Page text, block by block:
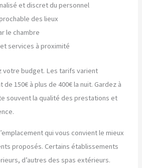
et discret du personnel
des lieux
le chambre
services à proximité
votre budget. Les tarifs varient
150€ à plus de 400€ la nuit. Gardez à
souvent la qualité des prestations et
qui vous convient le mieux
proposés. Certains établissements
d’autres des spas extérieurs.